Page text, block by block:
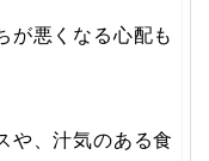
が悪くなる心配も
や、汁気のある食